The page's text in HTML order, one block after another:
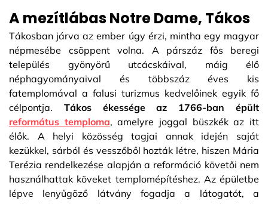
A mezítlábas Notre Dame, Tákos
Tákosban járva az ember úgy érzi, mintha egy magyar
népmesébe csöppent volna. A párszáz fős beregi
település gyönyörű utcácskáival, máig élő
néphagyományaival és többszáz éves kis
fatemplomával a falusi turizmus kedvelőinek egyik fő
célpontja. Tákos ékessége az 1766-ban épült
református temploma, amelyre joggal büszkék az itt
élők. A helyi közösség tagjai annak idején saját
kezükkel, sárból és vesszőből hozták létre, hiszen Mária
Terézia rendelkezése alapján a reformáció követői nem
használhattak köveket templomépítéshez. Az épületbe
lépve lenyűgöző látvány fogadja a látogatót, a